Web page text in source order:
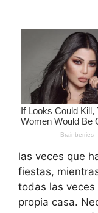
las veces que
fiestas,
todas las
propia casa.